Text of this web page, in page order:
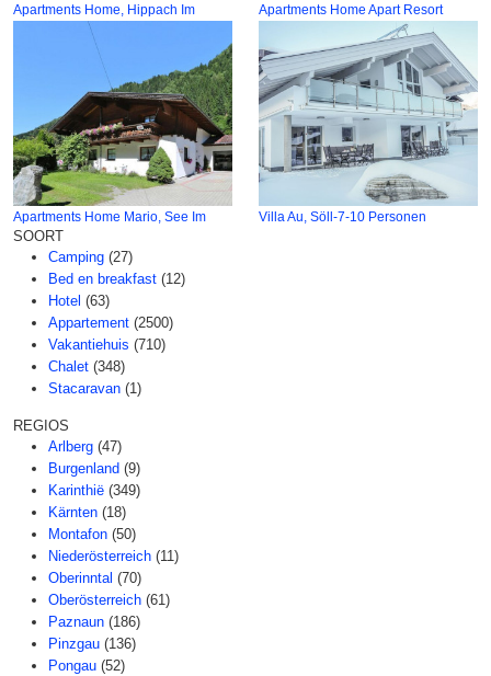
Apartments Home, Hippach Im Apartments Home Apart Resort
Apartments Home Mario, See Im Villa Au, Söll-7-10 Personen
SOORT
Camping (27)
Bed en breakfast (12)
Hotel (63)
Appartement (2500)
Vakantiehuis (710)
Chalet (348)
Stacaravan (1)
REGIOS
Arlberg (47)
Burgenland (9)
Karinthië (349)
Kärnten (18)
Montafon (50)
Niederösterreich (11)
Oberinntal (70)
Oberösterreich (61)
Paznaun (186)
Pinzgau (136)
Pongau (52)